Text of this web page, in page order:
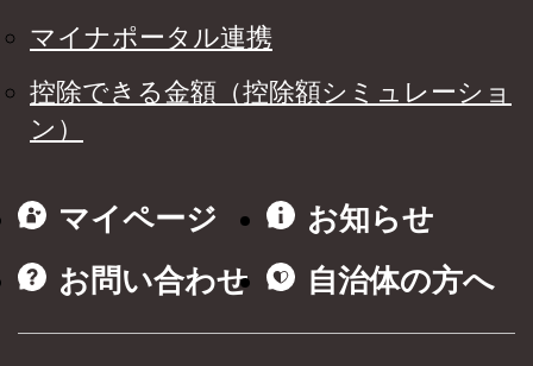
マイナポータル連携
控除できる金額（控除額シミュレーショ
ン）
マイページ
お知らせ
お問い合わせ
自治体の方へ